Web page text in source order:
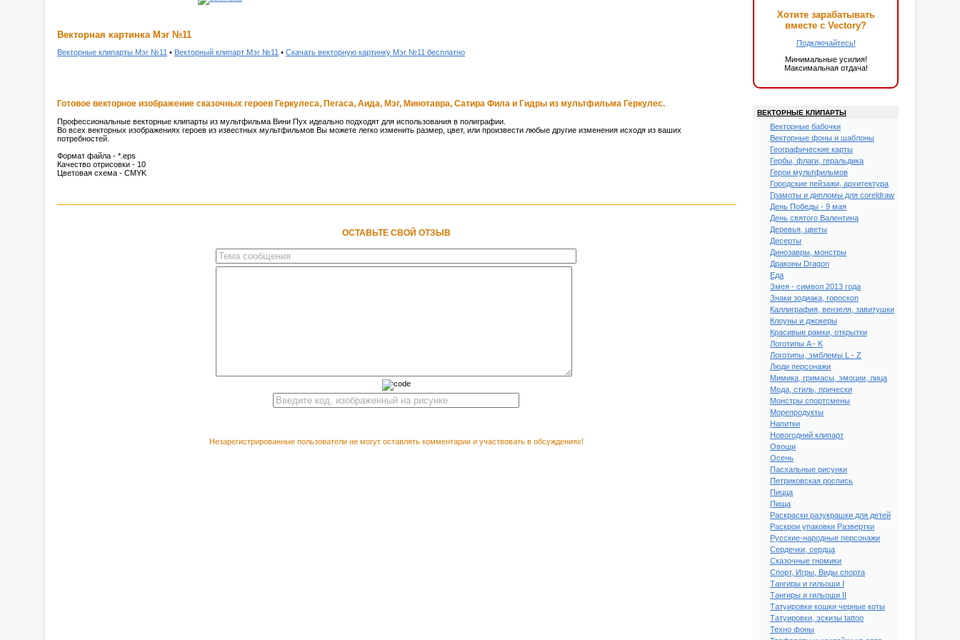
Векторная картинка Мэг №11
Векторные клипарты Мэг №11 • Векторный клипарт Мэг №11 • Скачать векторную картинку Мэг №11 бесплатно
Готовое векторное изображение сказочных героев Геркулеса, Пегаса, Аида, Мэг, Минотавра, Сатира Фила и Гидры из мультфильма Геркулес.
Профессиональные векторные клипарты из мультфильма Вини Пух идеально подходят для использования в полиграфии.
Во всех векторных изображениях героев из известных мультфильмов Вы можете легко изменить размер, цвет, или произвести любые другие изменения исходя из ваших
потребностей.
Формат файла - *.eps
Качество отрисовки - 10
Цветовая схема - CMYK
ОСТАВЬТЕ СВОЙ ОТЗЫВ
Незарегистрированные пользователи не могут оставлять комментарии и участвовать в обсуждениях!
Хотите зарабатывать
вместе с Vectory?
Подключайтесь!
Минимальные усилия!
Максимальная отдача!
ВЕКТОРНЫЕ КЛИПАРТЫ
Векторные бабочки
Векторные фоны и шаблоны
Географические карты
Гербы, флаги, геральдика
Герои мультфильмов
Городские пейзажи, архитектура
Грамоты и дипломы для coreldraw
День Победы - 9 мая
День святого Валентина
Деревья, цветы
Десерты
Динозавры, монстры
Драконы Dragon
Еда
Змея - символ 2013 года
Знаки зодиака, гороскоп
Каллиграфия, вензеля, завитушки
Клоуны и джокеры
Красивые рамки, открытки
Логотипы A - K
Логотипы, эмблемы L - Z
Люди персонажи
Мимика, гримасы, эмоции, лица
Мода, стиль, прически
Монстры спортсмены
Морепродукты
Напитки
Новогодний клипарт
Овощи
Осень
Пасхальные рисунки
Петриковская роспись
Пицца
Пища
Раскраски разукрашки для детей
Раскрои упаковки Развертки
Русские-народные персонажи
Сердечки, сердца
Сказочные гномики
Спорт, Игры, Виды спорта
Тангиры и гильоши I
Тангиры и гильоши II
Татуировки кошки черные коты
Татуировки, эскизы tattoo
Техно фоны